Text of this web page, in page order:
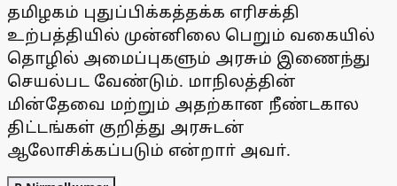
தமிழகம் புதுப்பிக்கத்தக்க எரிசக்தி
உற்பத்தியில் முன்னிலை பெறும் வகையில்
தொழில் அமைப்புகளும் அரசும் இணைந்து
செயல்பட வேண்டும். மாநிலத்தின்
மின்தேவை மற்றும் அதற்கான நீண்டகால
திட்டங்கள் குறித்து அரசுடன்
ஆலோசிக்கப்படும் என்றாா் அவா்.